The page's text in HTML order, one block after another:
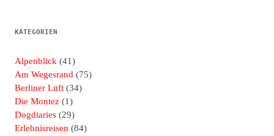
KATEGORIEN
Alpenblick (41)
Am Wegesrand (75)
Berliner Luft (34)
Die Montez (1)
Dogdiaries (29)
Erlebnisreisen (84)